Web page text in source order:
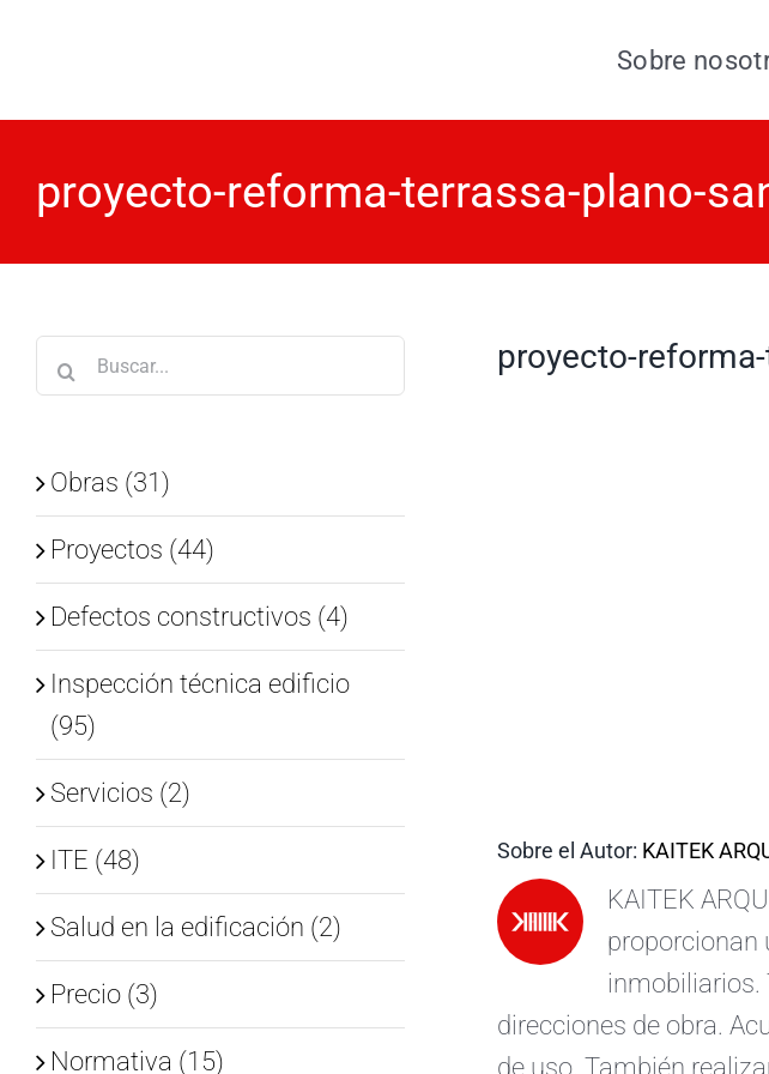
Sobre
proyecto-reforma-terrassa-plano-
proyecto-
Sobre el Autor: KAITEK
KAITEK
proporcionan
inmobiliarios.
direcciones de obra.
de uso. También
Buscar:
Obras (31)
Proyectos (44)
Defectos constructivos (4)
Inspección técnica edificio
(95)
Servicios (2)
ITE (48)
Salud en la edificación (2)
Precio (3)
Normativa (15)